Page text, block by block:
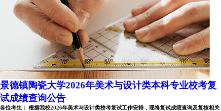
景德镇陶瓷大学2026年美术与设计类本科专业校考复
试成绩查询公告
各位考生： 根据我校2026年美术与设计类校考复试工作安排，现将复试成绩查询及复核相关